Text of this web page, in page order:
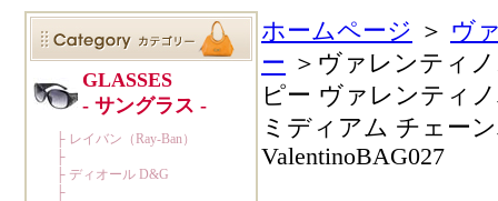
ホームページ ＞ ヴ
ー ＞ヴァレンティ
ピー ヴァレンティ
ミディアム チェー
ValentinoBAG027